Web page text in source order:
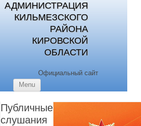
АДМИНИСТРАЦИЯ
КИЛЬМЕЗСКОГО
РАЙОНА
КИРОВСКОЙ
ОБЛАСТИ
Официальный сайт
Menu
Публичные
слушания